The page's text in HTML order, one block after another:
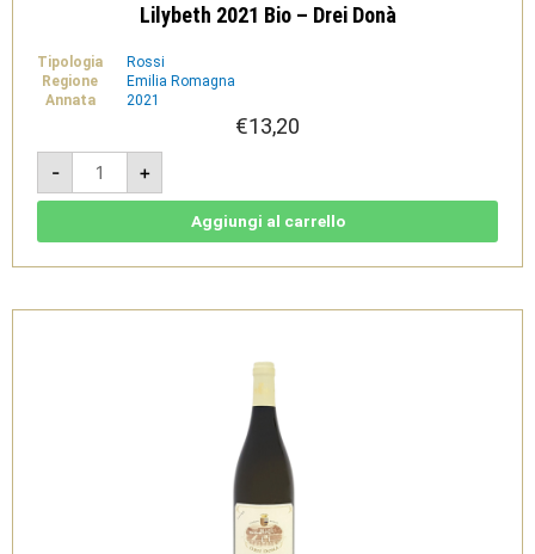
Lilybeth 2021 Bio – Drei Donà
Tipologia
Rossi
Regione
Emilia Romagna
Annata
2021
€13,20
-
Lilybeth
2021
Bio
-
+
Aggiungi al carrello